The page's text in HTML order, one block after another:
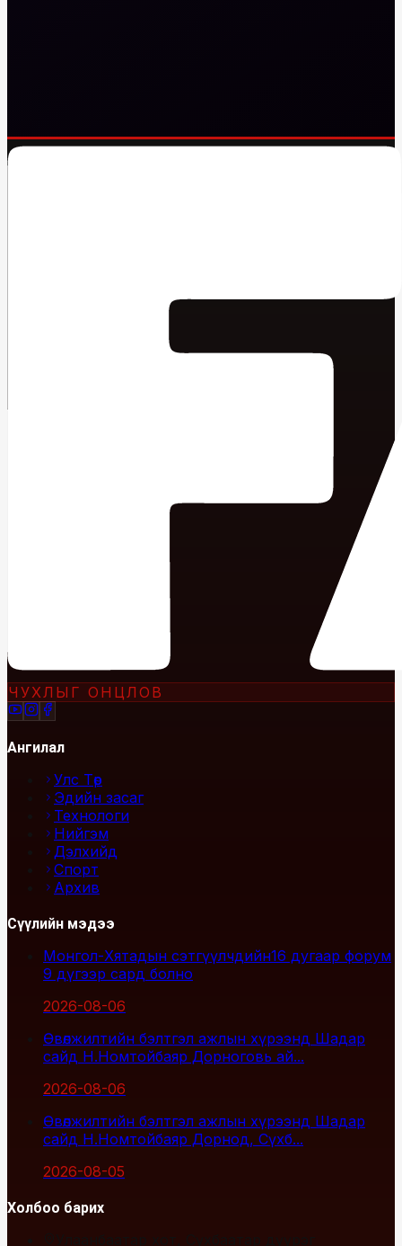
ЧУХЛЫГ ОНЦЛОВ
Ангилал
Улс Төр
Эдийн засаг
Технологи
Нийгэм
Дэлхийд
Спорт
Архив
Сүүлийн мэдээ
Монгол-Хятадын сэтгүүлчдийн16 дугаар форум
9 дүгээр сард болно
2026-08-06
Өвөлжилтийн бэлтгэл ажлын хүрээнд Шадар
сайд Н.Номтойбаяр Дорноговь ай...
2026-08-06
Өвөлжилтийн бэлтгэл ажлын хүрээнд Шадар
сайд Н.Номтойбаяр Дорнод, Сүхб...
2026-08-05
Холбоо барих